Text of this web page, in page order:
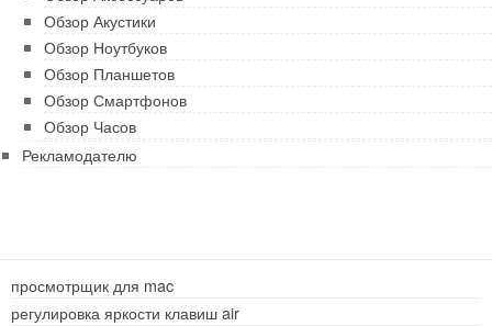
Обзор Акустики
Обзор Ноутбуков
Обзор Планшетов
Обзор Смартфонов
Обзор Часов
Рекламодателю
просмотрщик для mac
регулировка яркости клавиш air